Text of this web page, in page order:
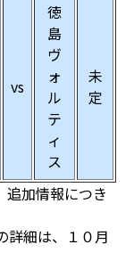
vs
徳
島
ヴ
ォ
ル
テ
ィ
ス
未
定
加情報につき
詳細は、１０月